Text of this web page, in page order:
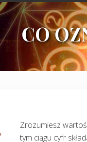
CO
Zrozumiesz
tym ciągu cyfr